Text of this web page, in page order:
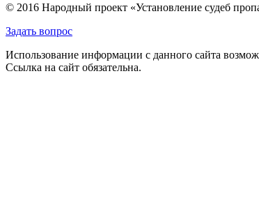
© 2016 Народный проект «Установление судеб
Задать вопрос
Использование информации с данного сайта
Ссылка на сайт обязательна.